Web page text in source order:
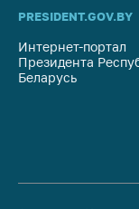
товаров
PRESIDENT.GOV.BY
Интернет-портал
Президента
Беларусь